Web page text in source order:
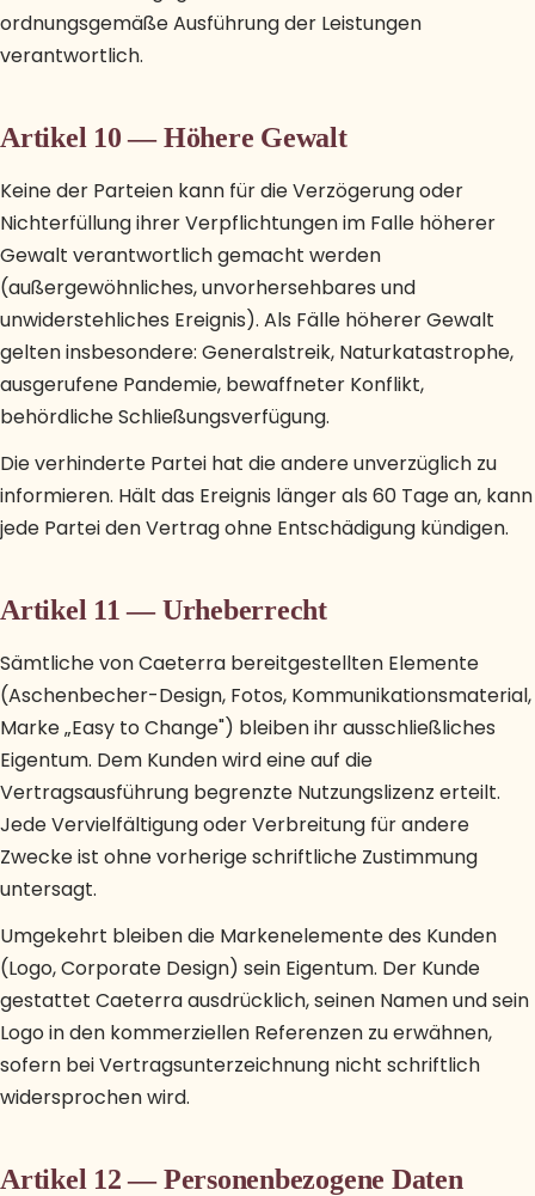
ordnungsgemäße Ausführung der Leistungen
verantwortlich.
Artikel 10 — Höhere Gewalt
Keine der Parteien kann für die Verzögerung oder
Nichterfüllung ihrer Verpflichtungen im Falle höherer
Gewalt verantwortlich gemacht werden
(außergewöhnliches, unvorhersehbares und
unwiderstehliches Ereignis). Als Fälle höherer Gewalt
gelten insbesondere: Generalstreik, Naturkatastrophe,
ausgerufene Pandemie, bewaffneter Konflikt,
behördliche Schließungsverfügung.
Die verhinderte Partei hat die andere unverzüglich zu
informieren. Hält das Ereignis länger als 60 Tage an, kann
jede Partei den Vertrag ohne Entschädigung kündigen.
Artikel 11 — Urheberrecht
Sämtliche von Caeterra bereitgestellten Elemente
(Aschenbecher-Design, Fotos, Kommunikationsmaterial,
Marke „Easy to Change") bleiben ihr ausschließliches
Eigentum. Dem Kunden wird eine auf die
Vertragsausführung begrenzte Nutzungslizenz erteilt.
Jede Vervielfältigung oder Verbreitung für andere
Zwecke ist ohne vorherige schriftliche Zustimmung
untersagt.
Umgekehrt bleiben die Markenelemente des Kunden
(Logo, Corporate Design) sein Eigentum. Der Kunde
gestattet Caeterra ausdrücklich, seinen Namen und sein
Logo in den kommerziellen Referenzen zu erwähnen,
sofern bei Vertragsunterzeichnung nicht schriftlich
widersprochen wird.
Artikel 12 — Personenbezogene Daten